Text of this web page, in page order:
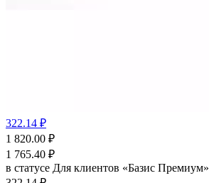
322.14 ₽
1 820.00 ₽
1 765.40 ₽
в статусе Для клиентов «Базис Премиум»